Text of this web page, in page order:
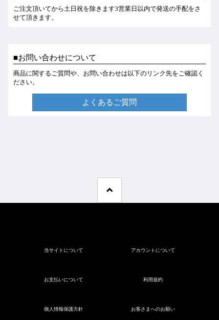
ご注文頂いてから土日祝を除きます3営業日以内で発送の手配をさ
せて頂きます。
お問い合わせについて
商品に関するご質問や、お問い合わせは以下のリンク先をご確認く
ださい。
よくあるご質問
当サイトについて アカウントについて
お支払いについて 利用規約
個人情報保護方針 お客さまへのお願い